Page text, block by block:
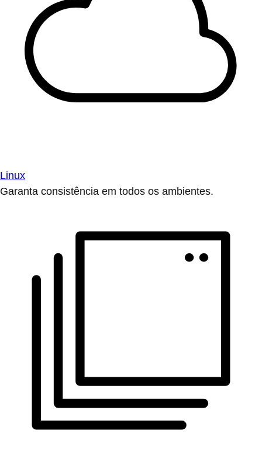
Linux
Garanta consistência em todos os ambientes.